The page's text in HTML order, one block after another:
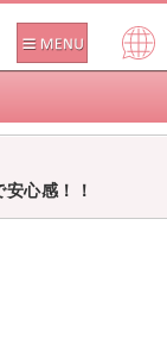
Pow
心感！！